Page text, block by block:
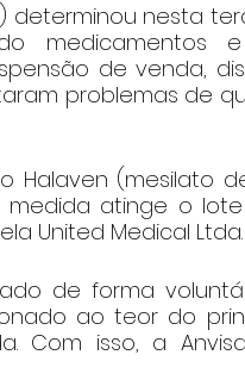
determinou nesta
medicamentos
de venda,
problemas de
(mesilato
atinge o lote
United Medical Ltda.
de forma
ao teor do
Com isso, a